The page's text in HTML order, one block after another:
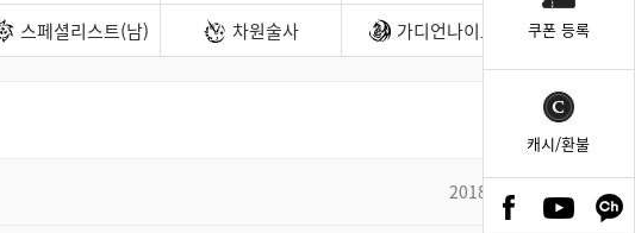
스페셜리스트(남) 차원술사 가디언나이트
2018.10.29
쿠폰 등록
캐시/환불